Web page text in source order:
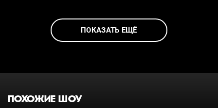
ПОКАЗАТЬ ЕЩЁ
ПОХОЖИЕ ШОУ